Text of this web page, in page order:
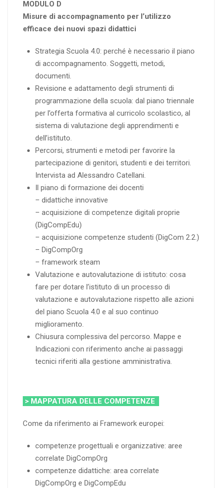
MODULO D
Misure di accompagnamento per l’utilizzo
efficace dei nuovi spazi didattici
Strategia Scuola 4.0: perché è necessario il piano
di accompagnamento. Soggetti, metodi,
documenti.
Revisione e adattamento degli strumenti di
programmazione della scuola: dal piano triennale
per l’offerta formativa al curricolo scolastico, al
sistema di valutazione degli apprendimenti e
dell’istituto.
Percorsi, strumenti e metodi per favorire la
partecipazione di genitori, studenti e dei territori.
Intervista ad Alessandro Catellani.
Il piano di formazione dei docenti
– didattiche innovative
– acquisizione di competenze digitali proprie
(DigCompEdu)
– acquisizione competenze studenti (DigCom 2.2.)
– DigCompOrg
– framework steam
Valutazione e autovalutazione di istituto: cosa
fare per dotare l’istituto di un processo di
valutazione e autovalutazione rispetto alle azioni
del piano Scuola 4.0 e al suo continuo
miglioramento.
Chiusura complessiva del percorso. Mappe e
Indicazioni con riferimento anche ai passaggi
tecnici riferiti alla gestione amministrativa.
> MAPPATURA DELLE COMPETENZE
Come da riferimento ai Framework europei:
competenze progettuali e organizzative: aree
correlate DigCompOrg
competenze didattiche: area correlate
DigCompOrg e DigCompEdu